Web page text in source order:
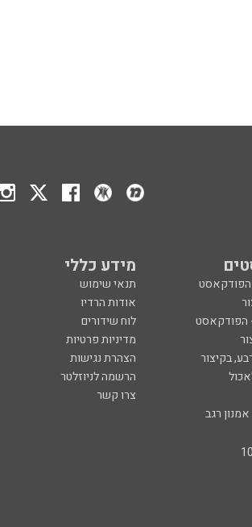
מידע כללי
תנאי שימוש
אודות הרדיו
הפודקאסט
לוח שידורים
מדיניות פרטיות
בקיצור
הצהרת נגישות
הרשמה לניוזלטר
צרו קשר
רגב